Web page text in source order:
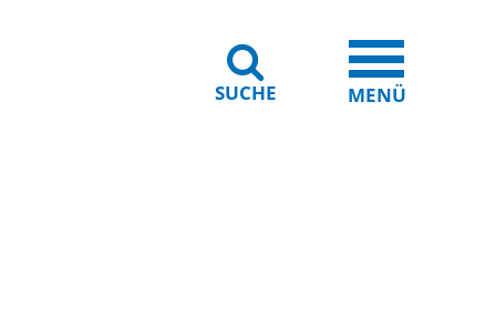
SUCHE MENÜ